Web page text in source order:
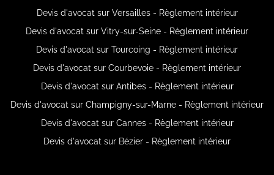
Devis d'avocat sur Versailles - Règlement intérieur
Devis d'avocat sur Vitry-sur-Seine - Règlement intérieur
Devis d'avocat sur Tourcoing - Règlement intérieur
Devis d'avocat sur Courbevoie - Règlement intérieur
Devis d'avocat sur Antibes - Règlement intérieur
Devis d'avocat sur Champigny-sur-Marne - Règlement intérieur
Devis d'avocat sur Cannes - Règlement intérieur
Devis d'avocat sur Bézier - Règlement intérieur